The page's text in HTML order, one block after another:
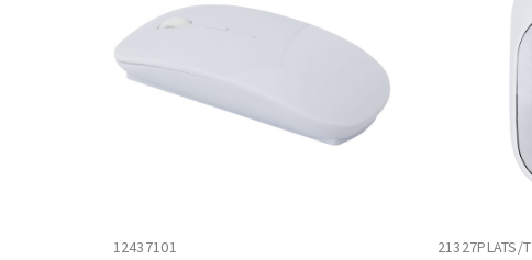
12437101 21327PLATS/T